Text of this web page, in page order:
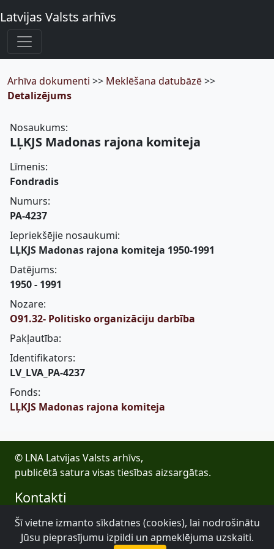
Latvijas Valsts arhīvs
Arhīva dokumenti >> Meklēšana datubāzē>>
Detalizējums
Nosaukums:
LĻKJS Madonas rajona komiteja
Līmenis:
Fondradis
Numurs:
PA-4237
Iepriekšējie nosaukumi:
LĻKJS Madonas rajona komiteja 1950-1991
Datējums:
1950 - 1991
Nozare:
O91.32- Politisko organizāciju darbība
Pakļautība:
Identifikators:
LV_LVA_PA-4237
Fonds:
LĻKJS Madonas rajona komiteja
© LNA Latvijas Valsts arhīvs,
publicētā satura visas tiesības aizsargātas.
Kontakti
E-pasts: lva@arhivi.gov.lv
Tālrunis: +371 20027447
Šī vietne izmanto sīkdatnes (cookies), lai nodrošinātu
Jūsu pieprasījumu izpildi un apmeklējuma uzskaiti.